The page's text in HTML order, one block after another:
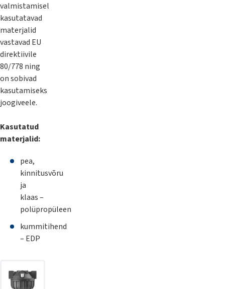
valmistamisel
kasutatavad
materjalid
vastavad EU
direktiivile
80/778 ning
on sobivad
kasutamiseks
joogiveele.
Kasutatud
materjalid:
pea,
kinnitusvõru
ja
klaas –
polüpropüleen
kummitihend
– EDP